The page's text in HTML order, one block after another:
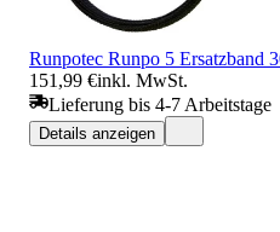
Runpotec Runpo 5 Ersatzband
151,99 €inkl. MwSt.
Lieferung bis 4-7 Arbeitstage
Details anzeigen